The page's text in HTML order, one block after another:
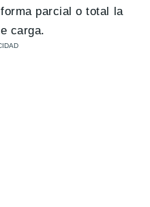
parcial o total la
carga.